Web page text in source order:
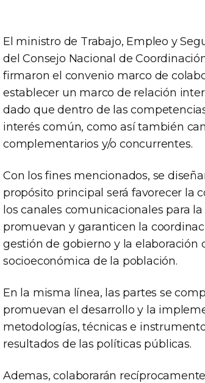
El ministro de Trabajo, Empleo y
del Consejo Nacional de
firmaron el convenio marco de
establecer un marco de relación
dado que dentro de las
interés común, como así también
complementarios y/o concurrentes.
Con los fines mencionados, se
propósito principal será favorecer la
los canales comunicacionales para
promuevan y garanticen la
gestión de gobierno y la elaboración
socioeconómica de la población.
En la misma línea, las partes se
promuevan el desarrollo y la
metodologías, técnicas e
resultados de las políticas públicas.
Ademas, colaborarán